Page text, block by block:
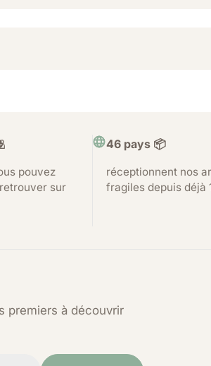
pouvez
sur
46 pays 📦
réceptionnent nos
fragiles depuis déjà
premiers à découvrir